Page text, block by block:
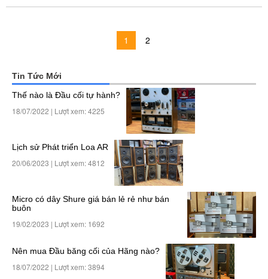
1 2
Tin Tức Mới
Thế nào là Đầu cối tự hành?
18/07/2022 | Lượt xem: 4225
Lịch sử Phát triển Loa AR
20/06/2023 | Lượt xem: 4812
Micro có dây Shure giá bán lẻ rẻ như bán
buôn
19/02/2023 | Lượt xem: 1692
Nên mua Đầu băng cối của Hãng nào?
18/07/2022 | Lượt xem: 3894